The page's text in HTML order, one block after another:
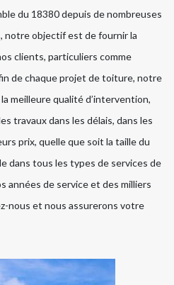
du 18380 depuis de nombreuses
notre objectif est de fournir la
clients, particuliers comme
de chaque projet de toiture, notre
meilleure qualité d’intervention,
travaux dans les délais, dans les
prix, quelle que soit la taille du
dans tous les types de services de
années de service et des milliers
nous et nous assurerons votre